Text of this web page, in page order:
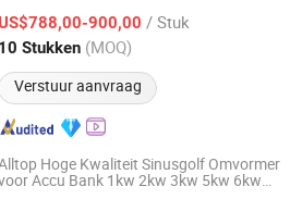
900,00 / Stuk
10 Stukken (MOQ)
Verstuur aanvraag
Sinds 2025
Hoge Kwaliteit Sinusgolf Omvormer
Accu Bank 1kw 2kw 3kw 5kw 6kw
Co., Ltd.